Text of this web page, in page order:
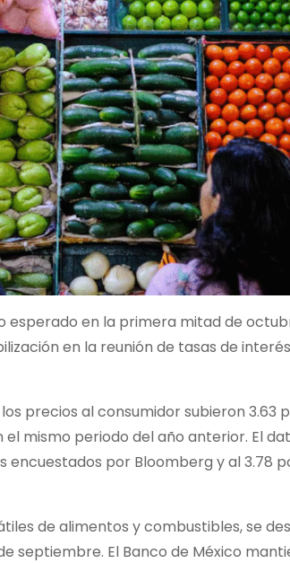
esperado en la primera mitad de
en la reunión de tasas de
precios al consumidor subieron 3.63
mismo periodo del año anterior. El
encuestados por Bloomberg y al 3.78
de alimentos y combustibles, se
septiembre. El Banco de México